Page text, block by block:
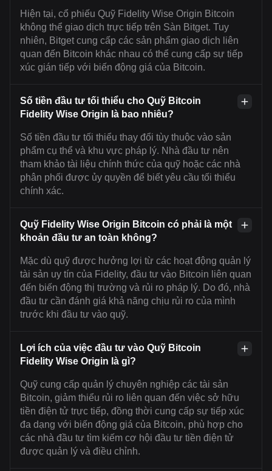
Hiện tại, cổ phiếu Quỹ Fidelity Wise Origin Bitcoin
không thể giao dịch trực tiếp trên Sàn Bitget. Tuy
nhiên, Bitget cung cấp các sản phẩm giao dịch liên
quan đến Bitcoin khác nhau có thể cung cấp sự tiếp
xúc gián tiếp với biến động giá của Bitcoin.
Số tiền đầu tư tối thiểu cho Quỹ Bitcoin
Fidelity Wise Origin là bao nhiêu?
Số tiền đầu tư tối thiểu thay đổi tùy thuộc vào sản
phẩm cụ thể và khu vực pháp lý. Nhà đầu tư nên
tham khảo tài liệu chính thức của quỹ hoặc các nhà
phân phối được ủy quyền để biết yêu cầu tối thiểu
chính xác.
Quỹ Fidelity Wise Origin Bitcoin có phải là một
khoản đầu tư an toàn không?
Mặc dù quỹ được hưởng lợi từ các hoạt động quản lý
tài sản uy tín của Fidelity, đầu tư vào Bitcoin liên quan
đến biến động thị trường và rủi ro pháp lý. Do đó, nhà
đầu tư cần đánh giá khả năng chịu rủi ro của mình
trước khi đầu tư vào quỹ.
Lợi ích của việc đầu tư vào Quỹ Bitcoin
Fidelity Wise Origin là gì?
Quỹ cung cấp quản lý chuyên nghiệp các tài sản
Bitcoin, giảm thiểu rủi ro liên quan đến việc sở hữu
tiền điện tử trực tiếp, đồng thời cung cấp sự tiếp xúc
đa dạng với biến động giá của Bitcoin, phù hợp cho
các nhà đầu tư tìm kiếm cơ hội đầu tư tiền điện tử
được quản lý và điều chỉnh.